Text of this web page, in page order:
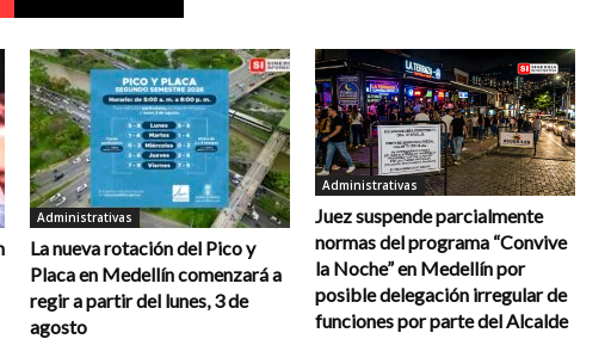
Administrativas
La nueva rotación del Pico y
Placa en Medellín comenzará a
regir a partir del lunes, 3 de
agosto
Administrativas
Juez suspende parcialmente
normas del programa “Convive
la Noche” en Medellín por
posible delegación irregular de
funciones por parte del Alcalde